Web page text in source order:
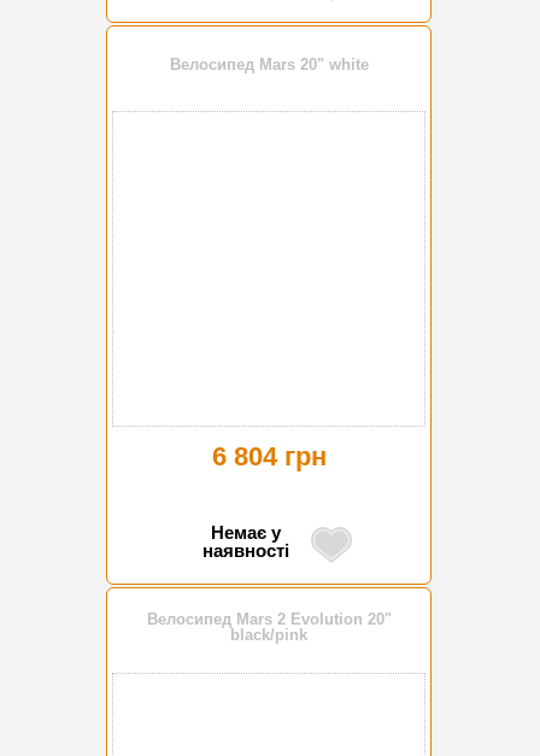
Велосипед Mars 20" white
6 804 грн
Немає у
наявності
Велосипед Mars 2 Evolution 20"
black/pink